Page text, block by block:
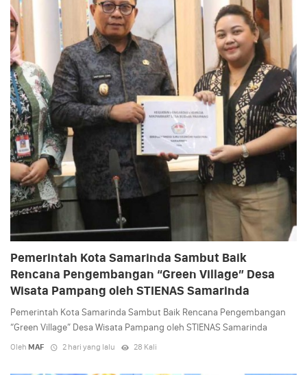
Pemerintah Kota Samarinda Sambut Baik
Rencana Pengembangan “Green Village” Desa
Wisata Pampang oleh STIENAS Samarinda
Pemerintah Kota Samarinda Sambut Baik Rencana Pengembangan
“Green Village” Desa Wisata Pampang oleh STIENAS Samarinda
Oleh MAF 2 hari yang lalu 28 Kali